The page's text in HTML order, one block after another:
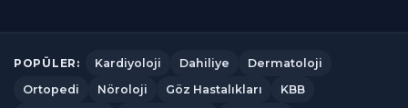
POPÜLER: Kardiyoloji Dahiliye
Dermatoloji
Ortopedi
Nöroloji Göz Hastalıkları
KBB